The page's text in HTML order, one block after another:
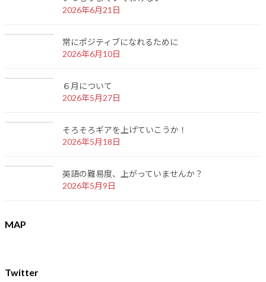
2026年6月21日
常にポジティブになれるために
2026年6月10日
６月について
2026年5月27日
そろそろギアを上げていこうか！
2026年5月18日
英語の難易度、上がっていませんか？
2026年5月9日
MAP
Twitter